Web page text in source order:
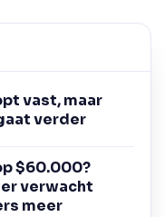
vast, maar
verder
$60.000?
verwacht
meer